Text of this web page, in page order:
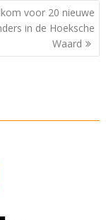
voor 20 nieuwe
in de Hoeksche
Waard